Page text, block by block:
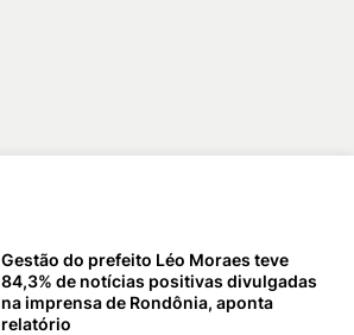
Gestão do prefeito Léo Moraes teve
84,3% de notícias positivas divulgadas
na imprensa de Rondônia, aponta
relatório